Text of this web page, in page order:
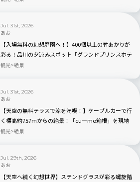
Jul. 31st, 2026
あお
【入場無料の幻想庭園へ！】400個以上の竹あかりが
彩る！品川の夕涼みスポット「グランドプリンスホテ
ル高輪」を現地レビュー
観光 絶景
Jul. 31st, 2026
あお
【天空の無料テラスで涼を満喫！】ケーブルカーで行
く標高約757mからの絶景！「cu―mo箱根」を現地
レビュー
観光 絶景
Jul. 29th, 2026
あお
【天空へ続く幻想世界】ステンドグラスが彩る螺旋階